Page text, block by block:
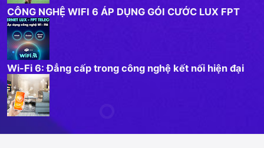
CÔNG NGHỆ WIFI 6 ÁP DỤNG GÓI CƯỚC LUX FPT
Wi-Fi 6: Đẳng cấp trong công nghệ kết nối hiện đại